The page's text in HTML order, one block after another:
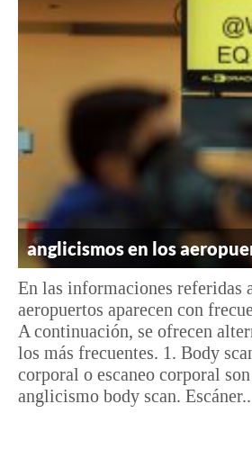
anglicismos en los
En las informaciones referidas
aeropuertos aparecen con
A continuación, se ofrecen
los más frecuentes. 1. Body
corporal o escaneo corporal
anglicismo body scan.